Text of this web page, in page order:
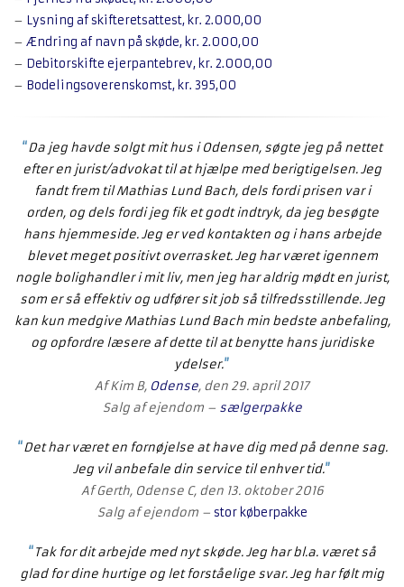
– Lysning af skifteretsattest, kr. 2.000,00
– Ændring af navn på skøde, kr. 2.000,00
– Debitorskifte ejerpantebrev, kr. 2.000,00
– Bodelingsoverenskomst, kr. 395,00
“Da jeg havde solgt mit hus i Odensen, søgte jeg på nettet
efter en jurist/advokat til at hjælpe med berigtigelsen. Jeg
fandt frem til Mathias Lund Bach, dels fordi prisen var i
orden, og dels fordi jeg fik et godt indtryk, da jeg besøgte
hans hjemmeside. Jeg er ved kontakten og i hans arbejde
blevet meget positivt overrasket. Jeg har været igennem
nogle bolighandler i mit liv, men jeg har aldrig mødt en jurist,
som er så effektiv og udfører sit job så tilfredsstillende. Jeg
kan kun medgive Mathias Lund Bach min bedste anbefaling,
og opfordre læsere af dette til at benytte hans juridiske
ydelser.”
Af Kim B, Odense, den 29. april 2017
Salg af ejendom – sælgerpakke
“Det har været en fornøjelse at have dig med på denne sag.
Jeg vil anbefale din service til enhver tid.”
Af Gerth, Odense C, den 13. oktober 2016
Salg af ejendom – stor køberpakke
“Tak for dit arbejde med nyt skøde. Jeg har bl.a. været så
glad for dine hurtige og let forståelige svar. Jeg har følt mig